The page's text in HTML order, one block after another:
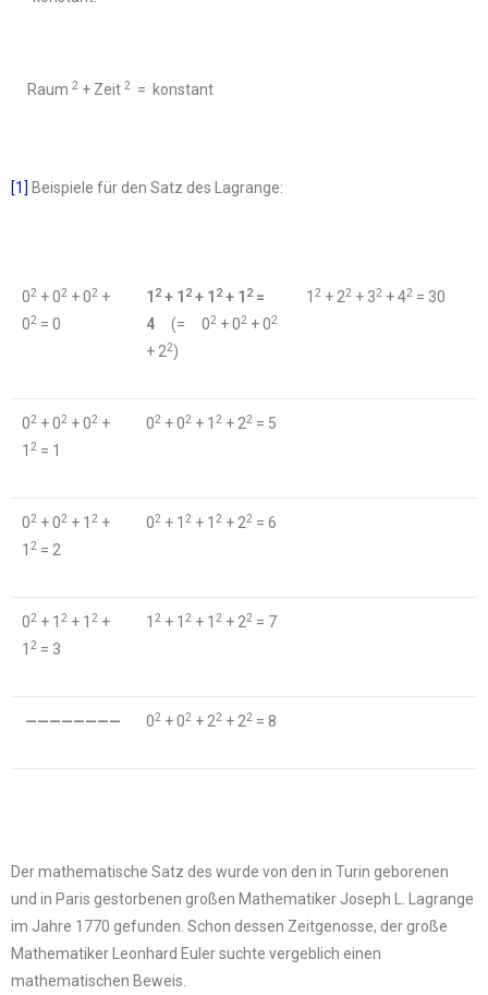
Raum 2 + Zeit 2 = konstant
[1] Beispiele für den Satz des Lagrange:
02 + 02 + 02 +
02 = 0
1 2 + 1 2 + 1 2 + 1 2 =
4 (= 02 + 02 + 02
+ 22)
1 2 + 22 + 32 + 42 = 30
02 + 02 + 02 +
1 2 = 1
02 + 02 + 1 2 + 22 = 5
02 + 02 + 1 2 +
1 2 = 2
02 + 1 2 + 1 2 + 22 = 6
02 + 1 2 + 1 2 +
1 2 = 3
1 2 + 1 2 + 1 2 + 22 = 7
———————— 02 + 02 + 22 + 22 = 8
Der mathematische Satz des wurde von den in Turin geborenen
und in Paris gestorbenen großen Mathematiker Joseph L. Lagrange
im Jahre 1770 gefunden. Schon dessen Zeitgenosse, der große
Mathematiker Leonhard Euler suchte vergeblich einen
mathematischen Beweis.